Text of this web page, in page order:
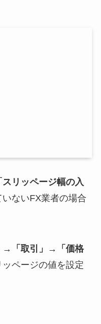
スリッページ幅の入
ないFX業者の場合
→「取引」→「価格
ッページの値を設定